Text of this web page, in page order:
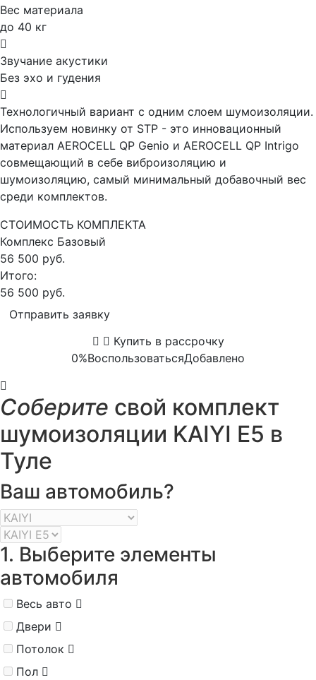
Вес материала
до 40 кг
Звучание акустики
Без эхо и гудения
Технологичный вариант с одним слоем шумоизоляции.
Используем новинку от STP - это инновационный
материал AEROCELL QP Genio и AEROCELL QP Intrigo
совмещающий в себе виброизоляцию и
шумоизоляцию, самый минимальный добавочный вес
среди комплектов.
СТОИМОСТЬ КОМПЛЕКТА
Комплекс Базовый
56 500 руб.
Итого:
56 500 руб.
Отправить заявку
Купить в рассрочку
0%ВоспользоватьсяДобавлено
Соберите свой комплект
шумоизоляции KAIYI E5 в
Туле
Ваш автомобиль?
1. Выберите элементы
автомобиля
Весь авто
Двери
Потолок
Пол